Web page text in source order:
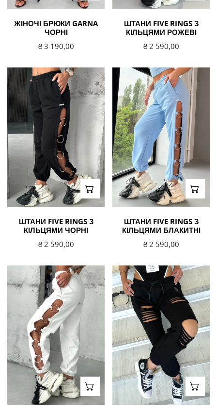
ЖІНОЧІ БРЮКИ GARNA
ЧОРНІ
Звичайна
₴ 3 190,00
ШТАНИ FIVE RINGS З
КІЛЬЦЯМИ РОЖЕВІ
Звичайна
₴ 2 590,00
Штани
Five
Rings
кільцями
чорні
ВИБЕРІТЬ ВАРІАНТИ
ШТАНИ FIVE RINGS З
КІЛЬЦЯМИ ЧОРНІ
Звичайна
₴ 2 590,00
Штани
Five
Rings
кільцями
блакитні
ШТАНИ FIVE RINGS З
КІЛЬЦЯМИ БЛАКИТНІ
Звичайна
₴ 2 590,00
Five
кільцями
білі
ВИБЕРІТЬ ВАРІАНТИ
Жіночі
штани
RAGGED
чорні
з
порізами